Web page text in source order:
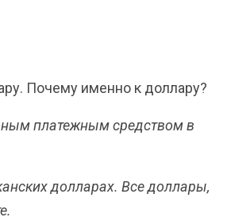
Почему именно к доллару?
платежным средством в
долларах. Все доллары,